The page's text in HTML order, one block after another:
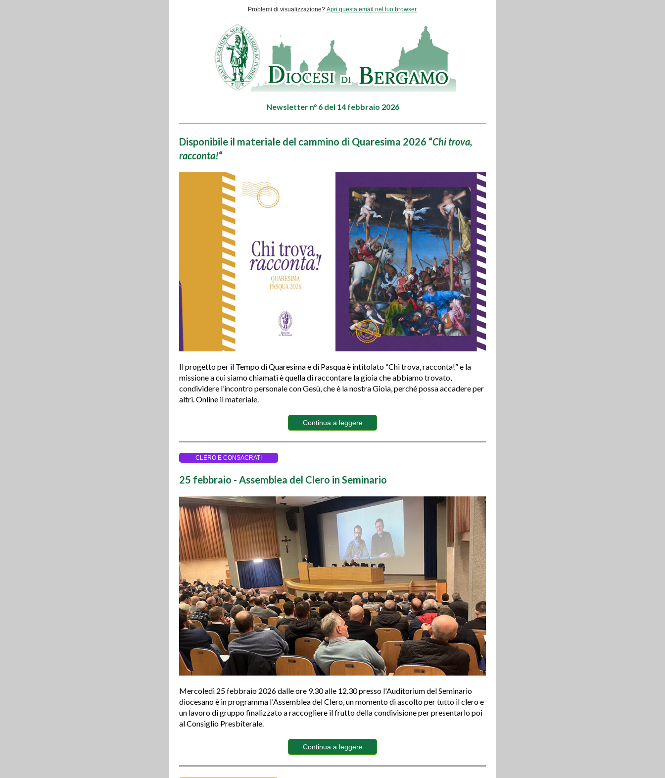
Problemi di visualizzazione? Apri questa email nel tuo browser.
Newsletter n° 6 del 14 febbraio 2026
Disponibile il materiale del cammino di Quaresima 2026 “Chi trova,
racconta!“
Il progetto per il Tempo di Quaresima e di Pasqua è intitolato “Chi trova, racconta!” e la
missione a cui siamo chiamati è quella di raccontare la gioia che abbiamo trovato,
condividere l’incontro personale con Gesù, che è la nostra Gioia, perché possa accadere per
altri. Online il materiale.
Continua a leggere
CLERO E CONSACRATI
25 febbraio - Assemblea del Clero in Seminario
Mercoledì 25 febbraio 2026 dalle ore 9.30 alle 12.30 presso l'Auditorium del Seminario
diocesano è in programma l'Assemblea del Clero, un momento di ascolto per tutto il clero e
un lavoro di gruppo finalizzato a raccogliere il frutto della condivisione per presentarlo poi
al Consiglio Presbiterale.
Continua a leggere